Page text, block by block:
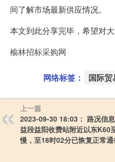
间了解市场最新供应情况。
本文到此分享完毕，希望对大
榆林招标采购网
网络标签： 国际贸
上一篇
2023-09-30 18:03： 路况信
益段益阳收费站附近以东K60
慢，至18时02分已恢复正常通